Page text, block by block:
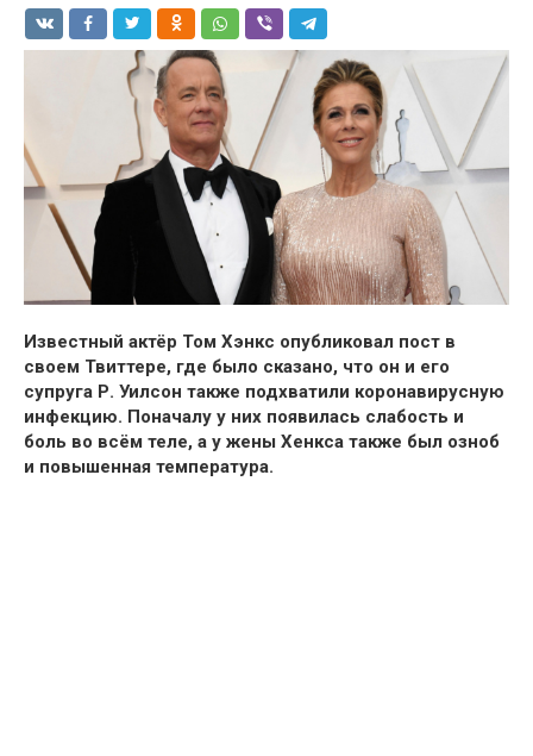
Известный актёр Том Хэнкс опубликовал пост в
своем Твиттере, где было сказано, что он и его
супруга Р. Уилсон также подхватили коронавирусную
инфекцию. Поначалу у них появилась слабость и
боль во всём теле, а у жены Хенкса также был озноб
и повышенная температура.